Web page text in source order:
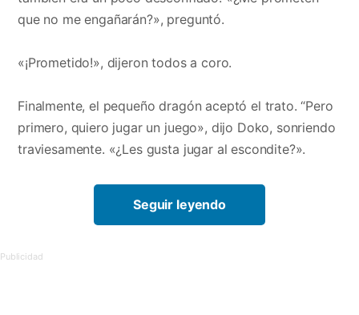
que no me engañarán?», preguntó.
«¡Prometido!», dijeron todos a coro.
Finalmente, el pequeño dragón aceptó el trato. “Pero
primero, quiero jugar un juego», dijo Doko, sonriendo
traviesamente. «¿Les gusta jugar al escondite?».
Seguir leyendo